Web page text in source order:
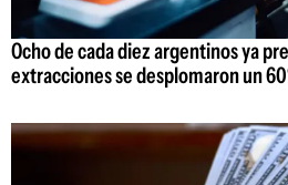
Ocho de cada diez argentinos ya
extracciones se desplomaron un